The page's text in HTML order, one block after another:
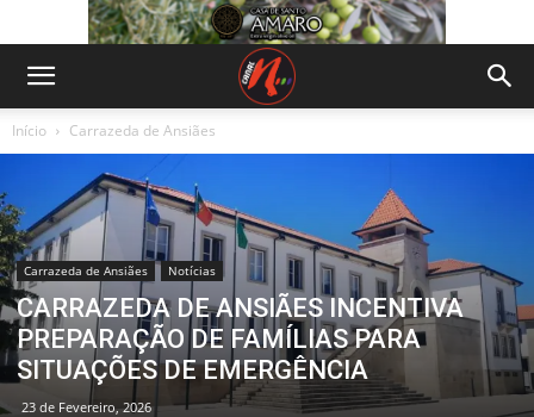
Início Carrazeda de Ansiães
Carrazeda de Ansiães Notícias
CARRAZEDA DE ANSIÃES INCENTIVA
PREPARAÇÃO DE FAMÍLIAS PARA
SITUAÇÕES DE EMERGÊNCIA
23 de Fevereiro, 2026